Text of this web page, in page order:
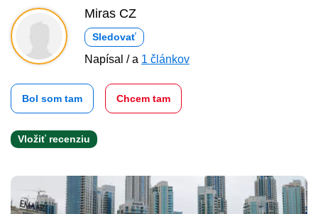
Miras CZ
Sledovať
Napísal / a 1 článkov
Bol som tam Chcem tam
Vložiť recenziu